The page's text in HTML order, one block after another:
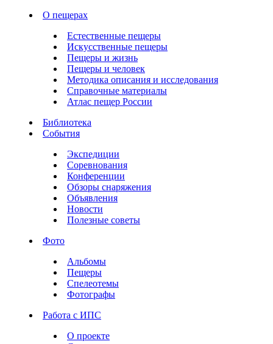
О пещерах
Естественные пещеры
Искусственные пещеры
Пещеры и жизнь
Пещеры и человек
Методика описания и исследования
Справочные материалы
Атлас пещер России
Библиотека
События
Экспедиции
Соревнования
Конференции
Обзоры снаряжения
Объявления
Новости
Полезные советы
Фото
Альбомы
Пещеры
Спелеотемы
Фотографы
Работа с ИПС
О проекте